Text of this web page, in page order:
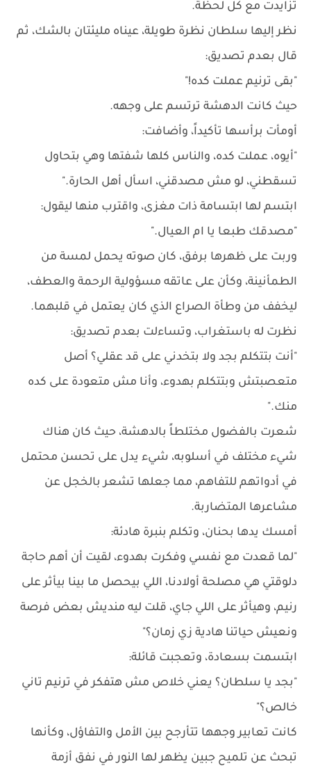
تزايدت مع كل لحظة.
نظر إليها سلطان نظرة طويلة، عيناه مليئتان بالشك، ثم
قال بعدم تصديق:
"بقى ترنيم عملت كده!"
حيث كانت الدهشة ترتسم على وجهه.
أومأت برأسها تأكيداً، وأضافت:
"أيوه، عملت كده، والناس كلها شفتها وهي بتحاول
تسقطني، لو مش مصدقني، اسأل أهل الحارة."
ابتسم لها ابتسامة ذات مغزى، واقترب منها ليقول:
"مصدقك طبعا يا ام العيال."
وربت على ظهرها برفق، كان صوته يحمل لمسة من
الطمأنينة، وكأن على عاتقه مسؤولية الرحمة والعطف،
ليخفف من وطأة الصراع الذي كان يعتمل في قلبهما.
نظرت له باستغراب، وتساءلت بعدم تصديق:
"أنت بتتكلم بجد ولا بتخدني على قد عقلي؟ أصل
متعصبتش وبتتكلم بهدوء، وأنا مش متعودة على كده
منك."
شعرت بالفضول مختلطاً بالدهشة، حيث كان هناك
شيء مختلف في أسلوبه، شيء يدل على تحسن محتمل
في أدواتهم للتفاهم، مما جعلها تشعر بالخجل عن
مشاعرها المتضاربة.
أمسك يدها بحنان، وتكلم بنبرة هادئة:
"لما قعدت مع نفسي وفكرت بهدوء، لقيت أن أهم حاجة
دلوقتي هي مصلحة أولادنا، اللي بيحصل ما بينا بيأثر على
رنيم، وهيأثر على اللي جاي، قلت ليه منديش بعض فرصة
ونعيش حياتنا هادية زي زمان؟"
ابتسمت بسعادة، وتعجبت قائلة:
"بجد يا سلطان؟ يعني خلاص مش هتفكر في ترنيم تاني
خالص؟"
كانت تعابير وجهها تتأرجح بين الأمل والتفاؤل، وكأنها
تبحث عن تلميح جبين يظهر لها النور في نفق أزمة